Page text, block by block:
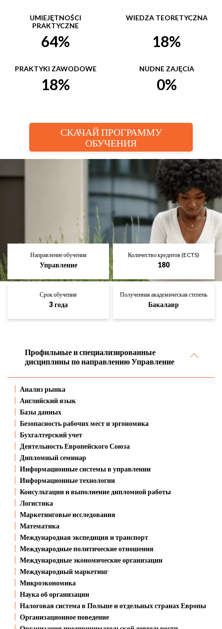
UMIEJĘTNOŚCI
PRAKTYCZNE
64%
WIEDZA TEORETYCZNA
18%
PRAKTYKI ZAWODOWE
18%
NUDNE ZAJĘCIA
0%
СКАЧАЙ ПРОГРАММУ
ОБУЧЕНИЯ
Направление обучения
Управление
Количество кредитов (ECTS)
180
Срок обучения
3 года
Полученная академическая степень
Бакалавр
Профильные и специализированные
дисциплины по направлению Управление
Анализ рынка
Английский язык
Базы данных
Безопасность рабочих мест и эргономика
Бухгалтерский учет
Деятельность Европейского Союза
Дипломный семинар
Информационные системы в управлении
Информационные технологии
Консультации и выполнение дипломной работы
Логистика
Маркетинговые исследования
Математика
Международная экспедиция и транспорт
Международные политические отношения
Международные экономические организации
Международный маркетинг
Микроэкономика
Наука об организации
Налоговая система в Польше и отдельных странах Европы
Организационное поведение